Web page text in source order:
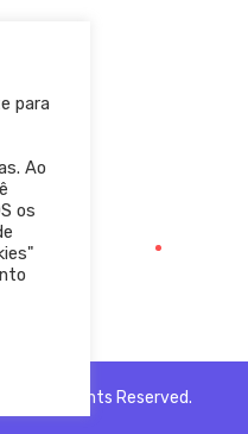
All Rights Reserved.
para
Ao
os